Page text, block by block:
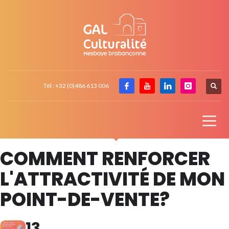
Tél : +32 (0)486 613 006
COMMENT RENFORCER
L'ATTRACTIVITÉ DE MON
POINT-DE-VENTE?